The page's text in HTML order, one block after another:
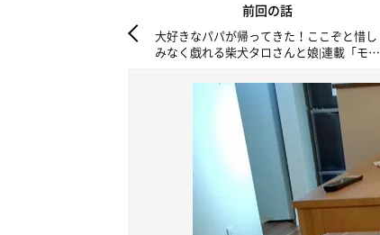
前回の話
大好きなパパが帰ってきた！ここぞと惜し
みなく戯れる柴犬タロさんと娘|連載「モフ